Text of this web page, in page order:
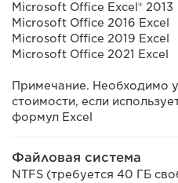
Microsoft Office Excel® 2013
Microsoft Office 2016 Excel
Microsoft Office 2019 Excel
Microsoft Office 2021 Excel
Примечание. Необходимо
стоимости, если
формул Excel
Файловая система
NTFS (требуется 40 ГБ